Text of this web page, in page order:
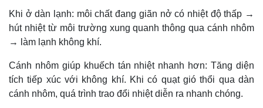
Khi ở dàn lạnh: môi chất đang giãn nở có nhiệt độ thấp →
hút nhiệt từ môi trường xung quanh thông qua cánh nhôm
→ làm lạnh không khí.
Cánh nhôm giúp khuếch tán nhiệt nhanh hơn: Tăng diện
tích tiếp xúc với không khí. Khi có quạt gió thổi qua dàn
cánh nhôm, quá trình trao đổi nhiệt diễn ra nhanh chóng.